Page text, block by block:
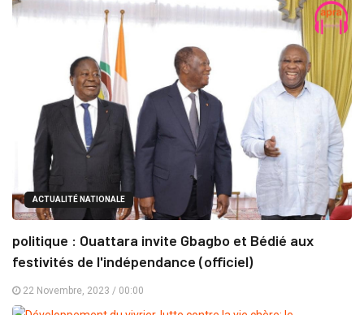
ACTUALITÉ NATIONALE
politique : Ouattara invite Gbagbo et Bédié aux
festivités de l'indépendance (officiel)
22 Novembre, 2023 / 00:00